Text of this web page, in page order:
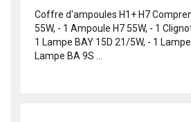
Coffre d'ampoules H1+ H7
55W, - 1 Ampoule H7 55W, - 1
1 Lampe BAY 15D 21/5W, - 1 Lampe
Lampe BA 9S ...